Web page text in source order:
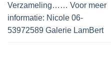
Verzameling…… Voor meer
informatie: Nicole 06-
53972589 Galerie LamBert